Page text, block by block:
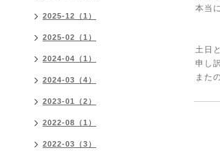
本当
土日
申し
また
2025-12（1）
2025-02（1）
2024-04（1）
2024-03（4）
2023-01（2）
2022-08（1）
2022-03（3）